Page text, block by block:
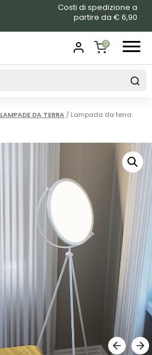
Costi di spedizione a
partire da € 6,90
0
SHOPPING
LAMPADE DA TERRA / Lampada da terra